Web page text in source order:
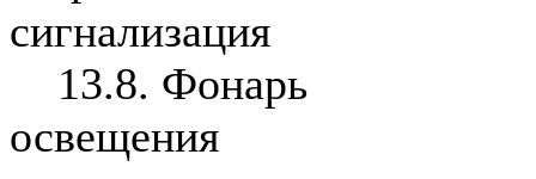
сигнализация
13.8. Фонарь
освещения